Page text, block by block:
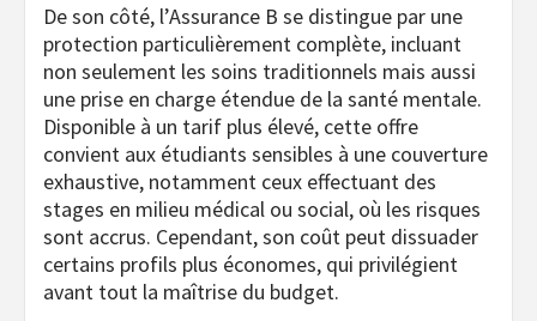
De son côté, l’Assurance B se distingue par une
protection particulièrement complète, incluant
non seulement les soins traditionnels mais aussi
une prise en charge étendue de la santé mentale.
Disponible à un tarif plus élevé, cette offre
convient aux étudiants sensibles à une couverture
exhaustive, notamment ceux effectuant des
stages en milieu médical ou social, où les risques
sont accrus. Cependant, son coût peut dissuader
certains profils plus économes, qui privilégient
avant tout la maîtrise du budget.